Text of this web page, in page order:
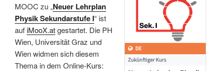
MOOC zu „Neuer Lehrplan
Physik Sekundarstufe I“ ist
aufiMooX.atgestartet. Die PH
Wien, Universität Graz und
Wien widmen sich diesem
Thema in dem Online-Kurs: